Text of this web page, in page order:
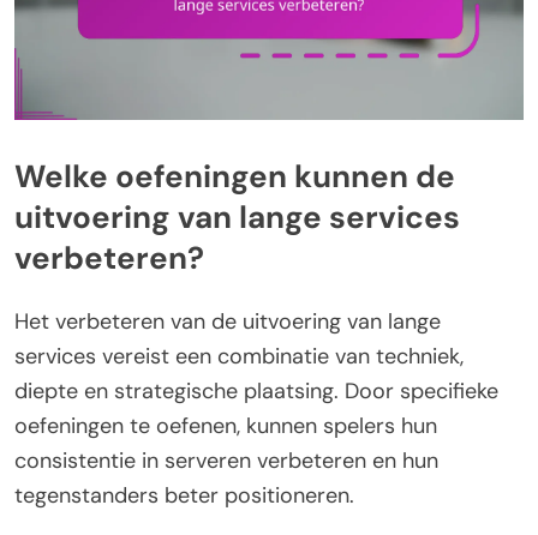
Welke oefeningen kunnen de
uitvoering van lange services
verbeteren?
Het verbeteren van de uitvoering van lange
services vereist een combinatie van techniek,
diepte en strategische plaatsing. Door specifieke
oefeningen te oefenen, kunnen spelers hun
consistentie in serveren verbeteren en hun
tegenstanders beter positioneren.